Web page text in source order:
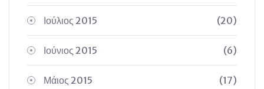
Ιούλιος 2015 (20)
Ιούνιος 2015 (6)
Μάιος 2015 (17)